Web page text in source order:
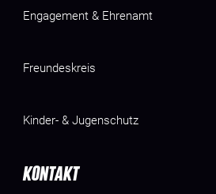
Engagement & Ehrenamt
Freundeskreis
Kinder- & Jugenschutz
KONTAKT